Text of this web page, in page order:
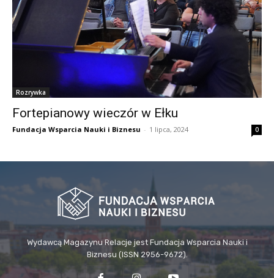
Rozrywka
Fortepianowy wieczór w Ełku
Fundacja Wsparcia Nauki i Biznesu - 1 lipca, 2024 0
Wydawcą Magazynu Relacje jest Fundacja Wsparcia Nauki i
Biznesu (ISSN 2956-9672).